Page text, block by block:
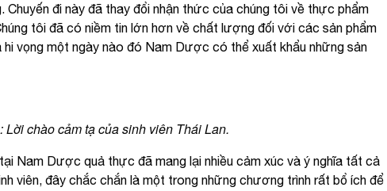
đi này đã thay đổi nhận thức của chúng tôi về thực phẩm
tôi đã có niềm tin lớn hơn về chất lượng đối với các sản phẩm
vọng một ngày nào đó Nam Dược có thể xuất khẩu những sản
Lời chào cảm tạ của sinh viên Thái Lan.
Nam Dược quả thực đã mang lại nhiều cảm xúc và ý nghĩa tất cả
viên, đây chắc chắn là một trong những chương trình rất bổ ích để